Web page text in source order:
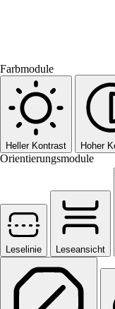
Farbmodule
Heller Kontrast Hoher
Orientierungsmodule
Leselinie Leseansicht